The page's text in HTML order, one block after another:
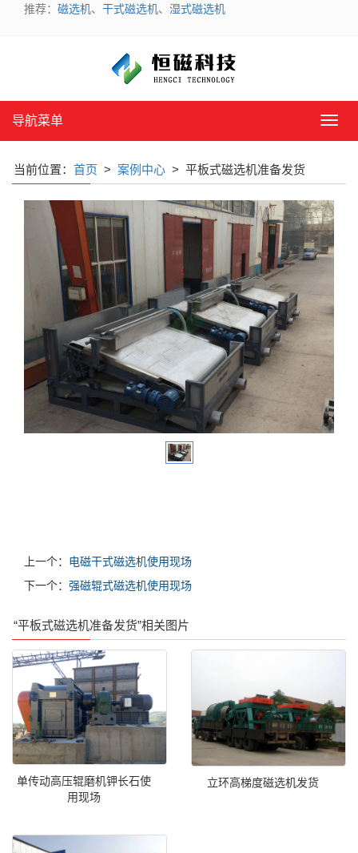
推荐： 磁选机、 干式磁选机、 湿式磁选机
导
导航菜单
当前位置： 首页 > 案例中心 > 平板式磁选机准备发货
上一个： 电磁干式磁选机使用现场
下一个： 强磁辊式磁选机使用现场
“平板式磁选机准备发货”相关图片
单传动高压辊磨机钾长石使
用现场
立环高梯度磁选机发货